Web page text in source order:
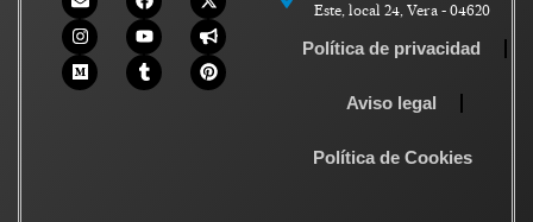
Este, local 24, Vera - 04620
Política de privacidad
Aviso legal
Política de Cookies